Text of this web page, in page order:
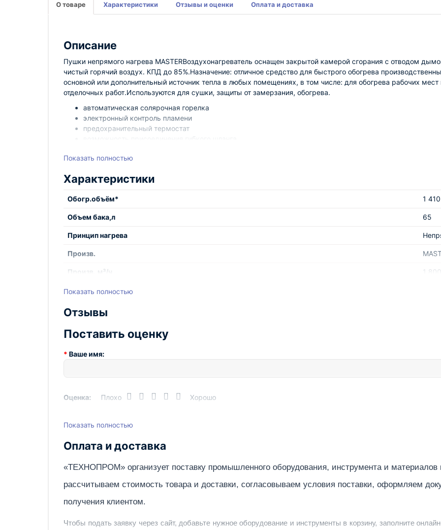
О товаре Характеристики Отзывы и оценки Оплата и доставка
Описание
Пушки непрямого нагрева MASTERВоздухонагреватель оснащен закрытой камерой сгорания с отводом
чистый горячий воздух. КПД до 85%.Назначение: отличное средство для быстрого обогрева
основной или дополнительный источник тепла в любых помещениях, в том числе: для обогрева рабочих
отделочных работ.Используются для сушки, защиты от замерзания, обогрева.
автоматическая солярочная горелка
электронный контроль пламени
предохранительный термостат
возможность присоединения гибкого шланга
клемма подсоединения к термостату или таймеру
камера сгорания из нержавеющей стали
Показать полностью
Характеристики
Обогр.объём* 1
Объем бака,л 65
Принцип нагрева
Произв.
Произв.,м³/ч 1 800
Расход,кг/ч
Страна производства
Показать полностью
Отзывы
Поставить оценку
Ваше имя:
Оценка: Плохо Хорошо
Написать отзыв
Показать полностью
Оплата и доставка
«ТЕХНОПРОМ» организует поставку промышленного оборудования, инструмента и материалов
рассчитываем стоимость товара и доставки, согласовываем условия поставки, оформляем
получения клиентом.
Чтобы подать заявку через сайт, добавьте нужное оборудование и инструменты в корзину, заполните